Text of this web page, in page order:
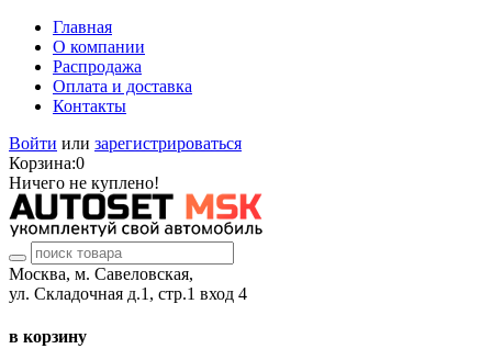
Главная
О компании
Распродажа
Оплата и доставка
Контакты
Войти или зарегистрироваться
Корзина:0
Ничего не куплено!
Москва, м. Савеловская,
ул. Складочная д.1, стр.1 вход 4
в корзину